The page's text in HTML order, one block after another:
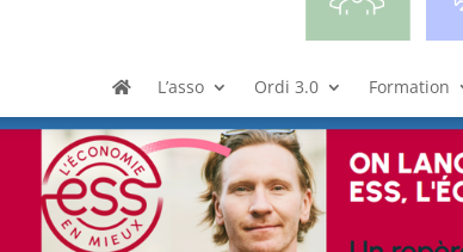
L’asso Ordi 3.0 Formation
0 commentaires